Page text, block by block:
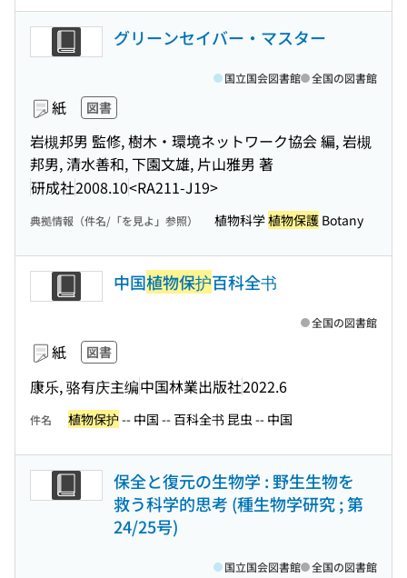
グリーンセイバー・マスター
紙 図書
岩槻邦男 監修, 樹木・環境ネットワーク協会 編, 岩槻
邦男, 清水善和, 下園文雄, 片山雅男 著
研成社2008.10<RA211-J19>
国立国会図書館 全国の図書館
典拠情報（件名/「を見よ」参照） 植物科学植物保護 Botany
中国植物保护百科全书
紙 図書
康乐, 骆有庆主编中国林業出版社2022.6
全国の図書館
件名 植物保护 -- 中国 -- 百科全书 昆虫 -- 中国
保全と復元の生物学 : 野生生物を
救う科学的思考 (種生物学研究 ; 第
24/25号)
国立国会図書館 全国の図書館